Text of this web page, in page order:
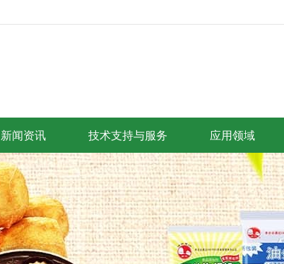
新闻资讯 技术支持与服务 应用领域